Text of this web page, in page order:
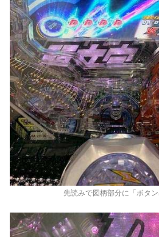
先読みで図柄部分に「ボタ